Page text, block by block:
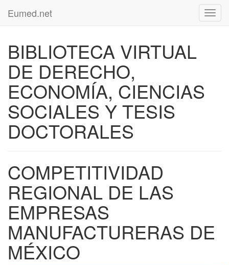
Eumed.net
BIBLIOTECA VIRTUAL
DE DERECHO,
ECONOMÍA, CIENCIAS
SOCIALES Y TESIS
DOCTORALES
COMPETITIVIDAD
REGIONAL DE LAS
EMPRESAS
MANUFACTURERAS DE
MÉXICO